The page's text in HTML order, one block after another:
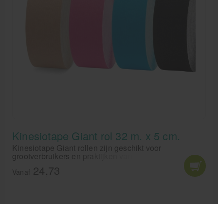
Kinesiotape Giant rol 32 m. x 5 cm.
Kinesiotape Giant rollen zijn geschikt voor
grootverbruikers en praktijken van de rekbare
sporttape. Met het huismerk kinesiotape van Medivit
haal je een goede kwaliteit tape in huis voor een zéér
Vanaf 24,73